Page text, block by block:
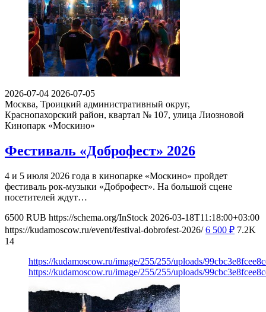
2026-07-04 2026-07-05
Москва, Троицкий административный округ,
Краснопахорский район, квартал № 107, улица Лиозновой
Кинопарк «Москино»
Фестиваль «Доброфест» 2026
4 и 5 июля 2026 года в кинопарке «Москино» пройдет
фестиваль рок-музыки «Доброфест». На большой сцене
посетителей ждут…
6500 RUB https://schema.org/InStock 2026-03-18T11:18:00+03:00
https://kudamoscow.ru/event/festival-dobrofest-2026/ 6 500 ₽ 7.2K
14
https://kudamoscow.ru/image/255/255/uploads/
https://kudamoscow.ru/image/255/255/uploads/